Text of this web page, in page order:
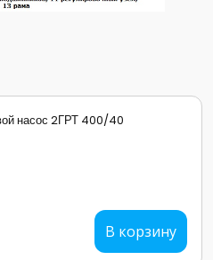
насос 2ГРТ 400/40
В корзину